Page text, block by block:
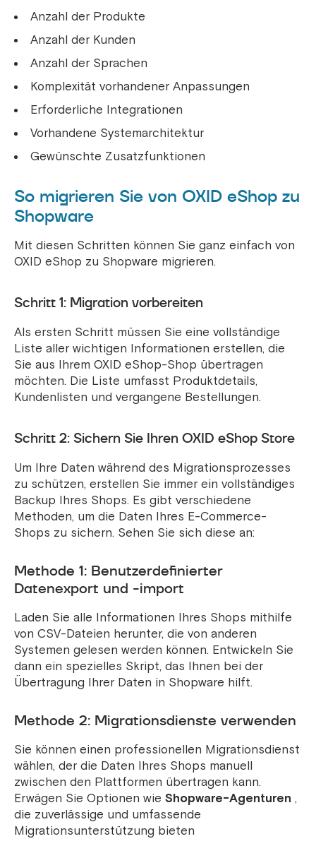
Anzahl der Produkte
Anzahl der Kunden
Anzahl der Sprachen
Komplexität vorhandener Anpassungen
Erforderliche Integrationen
Vorhandene Systemarchitektur
Gewünschte Zusatzfunktionen
So migrieren Sie von OXID eShop zu
Shopware
Mit diesen Schritten können Sie ganz einfach von
OXID eShop zu Shopware migrieren.
Schritt 1: Migration vorbereiten
Als ersten Schritt müssen Sie eine vollständige
Liste aller wichtigen Informationen erstellen, die
Sie aus Ihrem OXID eShop-Shop übertragen
möchten. Die Liste umfasst Produktdetails,
Kundenlisten und vergangene Bestellungen.
Schritt 2: Sichern Sie Ihren OXID eShop Store
Um Ihre Daten während des Migrationsprozesses
zu schützen, erstellen Sie immer ein vollständiges
Backup Ihres Shops. Es gibt verschiedene
Methoden, um die Daten Ihres E-Commerce-
Shops zu sichern. Sehen Sie sich diese an:
Methode 1: Benutzerdefinierter
Datenexport und -import
Laden Sie alle Informationen Ihres Shops mithilfe
von CSV-Dateien herunter, die von anderen
Systemen gelesen werden können. Entwickeln Sie
dann ein spezielles Skript, das Ihnen bei der
Übertragung Ihrer Daten in Shopware hilft.
Methode 2: Migrationsdienste verwenden
Sie können einen professionellen Migrationsdienst
wählen, der die Daten Ihres Shops manuell
zwischen den Plattformen übertragen kann.
Erwägen Sie Optionen wie Shopware-Agenturen ,
die zuverlässige und umfassende
Migrationsunterstützung bieten